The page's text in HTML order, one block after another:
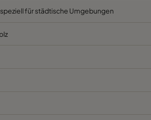
für städtische Umgebungen